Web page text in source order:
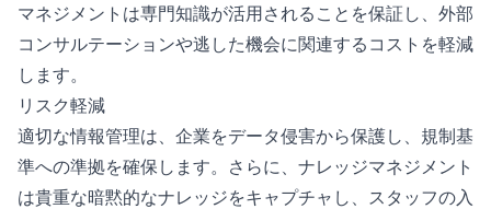
マネジメントは専門知識が活用されることを保証し、外部
コンサルテーションや逃した機会に関連するコストを軽減
します。
リスク軽減
適切な情報管理は、企業をデータ侵害から保護し、規制基
準への準拠を確保します。さらに、ナレッジマネジメント
は貴重な暗黙的なナレッジをキャプチャし、スタッフの入